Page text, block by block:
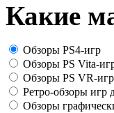
Какие
Обзоры PS4-игр
Обзоры PS Vita-
Обзоры PS VR-игр
Ретро-обзоры игр
Обзоры